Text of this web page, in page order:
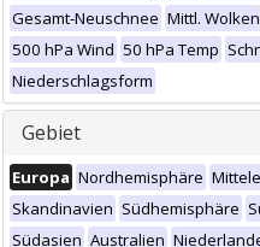
Gesamt-Neuschnee Mittl. Wolken
500 hPa Wind 50 hPa Temp
Niederschlagsform
Gebiet
Europa Nordhemisphäre
Skandinavien Südhemisphäre
Südasien Australien